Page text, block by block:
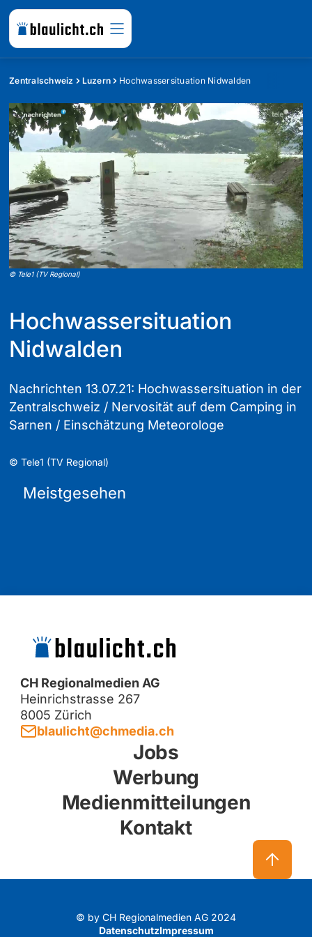
Zentralschweiz Luzern Hochwassersituation Nidwalden
© Tele1 (TV Regional)
Hochwassersituation
Nidwalden
Nachrichten 13.07.21: Hochwassersituation in der
Zentralschweiz / Nervosität auf dem Camping in
Sarnen / Einschätzung Meteorologe
© Tele1 (TV Regional)
Meistgesehen
CH Regionalmedien AG
Heinrichstrasse 267
8005 Zürich
blaulicht@chmedia.ch
Jobs
Werbung
Medienmitteilungen
Kontakt
© by CH Regionalmedien AG 2024
DatenschutzImpressum